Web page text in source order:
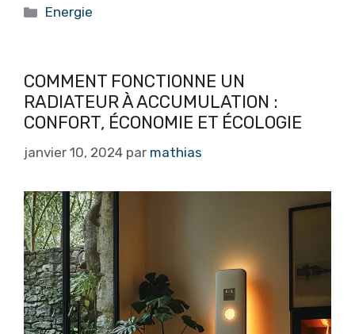
Catégories
Energie
COMMENT FONCTIONNE UN
RADIATEUR À ACCUMULATION :
CONFORT, ÉCONOMIE ET ÉCOLOGIE
janvier 10, 2024 par mathias